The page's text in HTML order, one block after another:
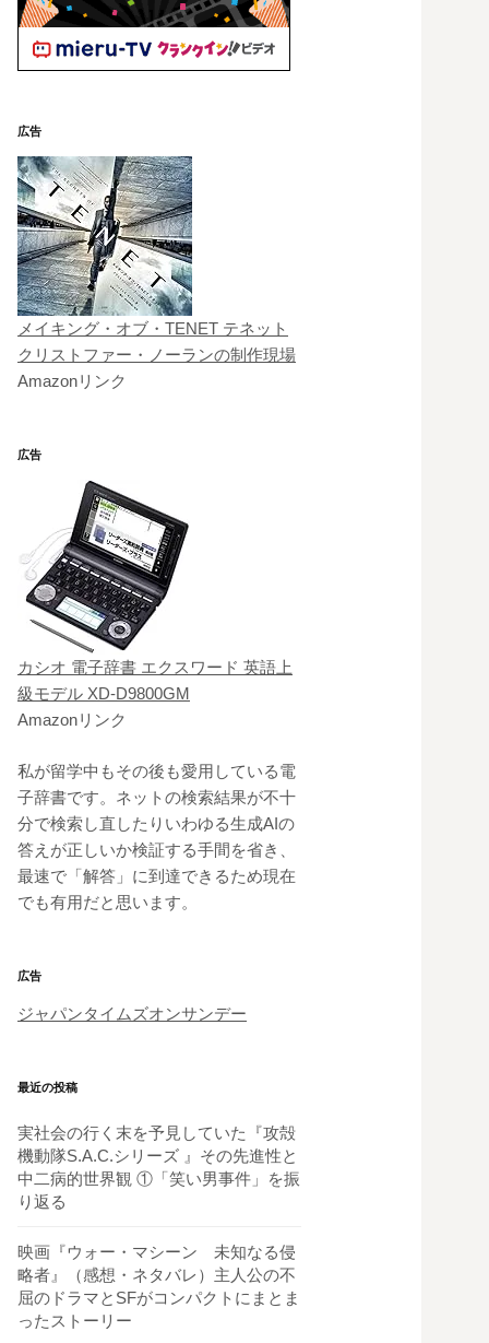
広告
メイキング・オブ・TENET テネット
クリストファー・ノーランの制作現場
Amazonリンク
広告
カシオ 電子辞書 エクスワード 英語上
級モデル XD-D9800GM
Amazonリンク
私が留学中もその後も愛用している電
子辞書です。ネットの検索結果が不十
分で検索し直したりいわゆる生成AIの
答えが正しいか検証する手間を省き、
最速で「解答」に到達できるため現在
でも有用だと思います。
広告
ジャパンタイムズオンサンデー
最近の投稿
実社会の行く末を予見していた『攻殻
機動隊S.A.C.シリーズ 』その先進性と
中二病的世界観 ①「笑い男事件」を振
り返る
映画『ウォー・マシーン 未知なる侵
略者』（感想・ネタバレ）主人公の不
屈のドラマとSFがコンパクトにまとま
ったストーリー